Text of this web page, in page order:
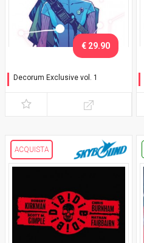
Decorum Exclusive vol. 1
€ 29.90
ACQUISTA